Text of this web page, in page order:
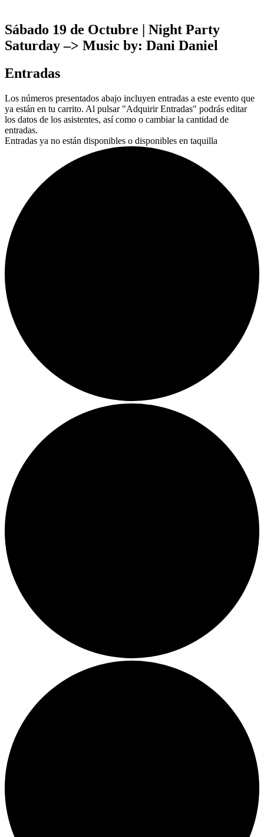
Sábado 19 de Octubre | Night Party
Saturday –> Music by: Dani Daniel
Entradas
Los números presentados abajo incluyen entradas a este evento que
ya están en tu carrito. Al pulsar "Adquirir Entradas" podrás editar
los datos de los asistentes, así como o cambiar la cantidad de
entradas.
Entradas ya no están disponibles o disponibles en taquilla